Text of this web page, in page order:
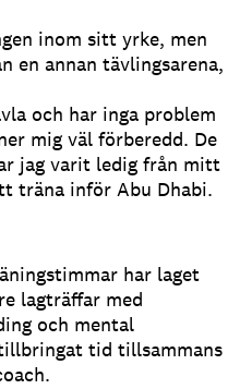
inom sitt yrke, men
en annan tävlingsarena,
och har inga problem
mig väl förberedd. De
jag varit ledig från mitt
träna inför Abu Dhabi.
har laget
lagträffar med
och mental
tid tillsammans